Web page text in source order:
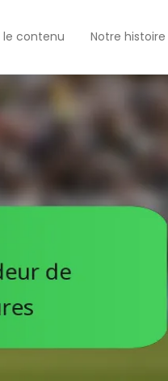
le contenu Notre histoire